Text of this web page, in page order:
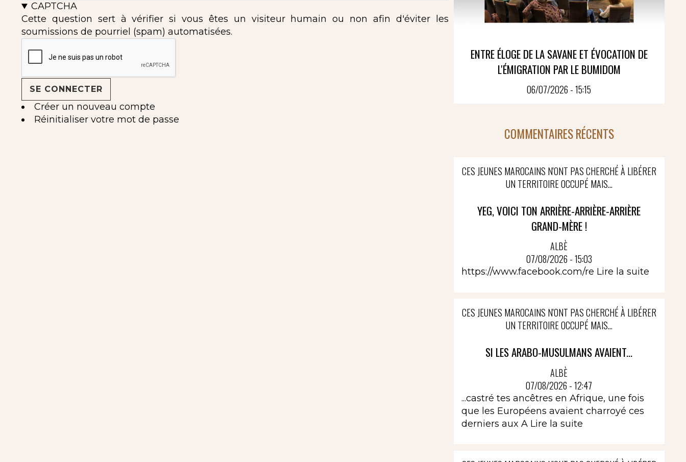
CAPTCHA
Cette question sert à vérifier si vous êtes un visiteur humain ou non afin d'éviter les
soumissions de pourriel (spam) automatisées.
Créer un nouveau compte
Réinitialiser votre mot de passe
ENTRE ÉLOGE DE LA SAVANE ET ÉVOCATION DE
L'ÉMIGRATION PAR LE BUMIDOM
06/07/2026 - 15:15
COMMENTAIRES RÉCENTS
CES JEUNES MAROCAINS N'ONT PAS CHERCHÉ À LIBÉRER
UN TERRITOIRE OCCUPÉ MAIS...
YEG, VOICI TON ARRIÈRE-ARRIÈRE-ARRIÈRE
GRAND-MÈRE !
ALBÈ
07/08/2026 - 15:03
https://www.facebook.com/re Lire la suite
CES JEUNES MAROCAINS N'ONT PAS CHERCHÉ À LIBÉRER
UN TERRITOIRE OCCUPÉ MAIS...
SI LES ARABO-MUSULMANS AVAIENT...
ALBÈ
07/08/2026 - 12:47
...castré tes ancêtres en Afrique, une fois
que les Européens avaient charroyé ces
derniers aux A Lire la suite